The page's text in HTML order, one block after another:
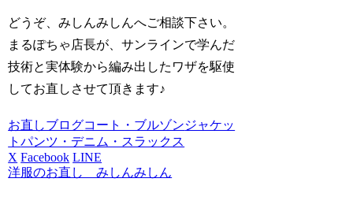
どうぞ、みしんみしんへご相談下さい。
まるぽちゃ店長が、サンラインで学んだ
技術と実体験から編み出したワザを駆使
してお直しさせて頂きます♪
お直しブログコート・ブルゾンジャケッ
トパンツ・デニム・スラックス
X Facebook LINE
洋服のお直し みしんみしん